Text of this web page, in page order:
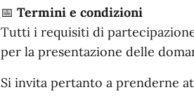
📅 Termini e condizioni
Tutti i requisiti di
per la presentazione delle
Si invita pertanto a prenderne